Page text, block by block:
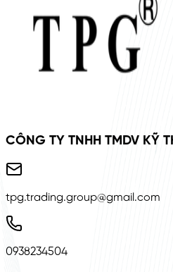
CÔNG TY TNHH TMDV KỸ
tpg.trading.group@gmail.com
0938234504